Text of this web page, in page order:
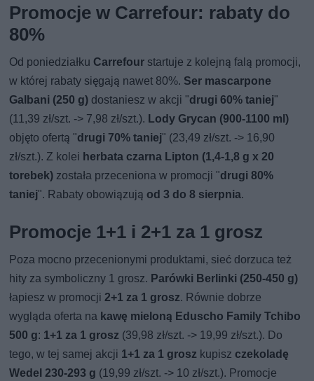
Promocje w Carrefour: rabaty do
80%
Od poniedziałku Carrefour startuje z kolejną falą promocji,
w której rabaty sięgają nawet 80%. Ser mascarpone
Galbani (250 g) dostaniesz w akcji "drugi 60% taniej"
(11,39 zł/szt. -> 7,98 zł/szt.). Lody Grycan (900-1100 ml)
objęto ofertą "drugi 70% taniej" (23,49 zł/szt. -> 16,90
zł/szt.). Z kolei herbata czarna Lipton (1,4-1,8 g x 20
torebek) została przeceniona w promocji "drugi 80%
taniej". Rabaty obowiązują od 3 do 8 sierpnia.
Promocje 1+1 i 2+1 za 1 grosz
Poza mocno przecenionymi produktami, sieć dorzuca też
hity za symboliczny 1 grosz. Parówki Berlinki (250-450 g)
łapiesz w promocji2+1 za 1 grosz. Równie dobrze
wygląda oferta na kawę mieloną Eduscho Family Tchibo
500 g: 1+1 za 1 grosz (39,98 zł/szt. -> 19,99 zł/szt.). Do
tego, w tej samej akcji 1+1 za 1 grosz kupisz czekoladę
Wedel 230-293 g (19,99 zł/szt. -> 10 zł/szt.). Promocje